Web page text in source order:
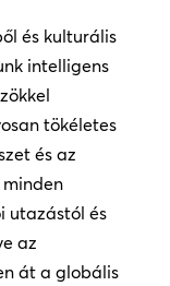
és kulturális
intelligens
tökéletes
és az
utazástól és
az
át a globális